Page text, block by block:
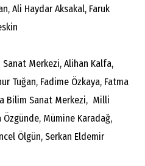
Ali Haydar Aksakal, Faruk
Merkezi, Alihan Kalfa,
Tuğan, Fadime Özkaya, Fatma
Bilim Sanat Merkezi, Milli
Mümine Karadağ,
Ölgün, Serkan Eldemir